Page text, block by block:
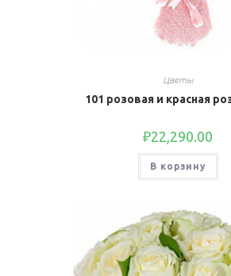
Цветы
101 розовая и красная
₽22,290.00
В корзину